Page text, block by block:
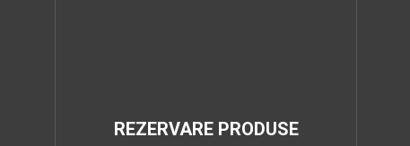
REZERVARE PRODUSE